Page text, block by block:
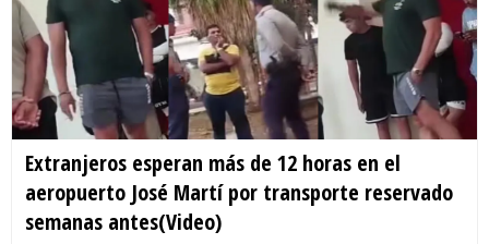
Extranjeros esperan más de 12 horas en el
aeropuerto José Martí por transporte reservado
semanas antes(Video)